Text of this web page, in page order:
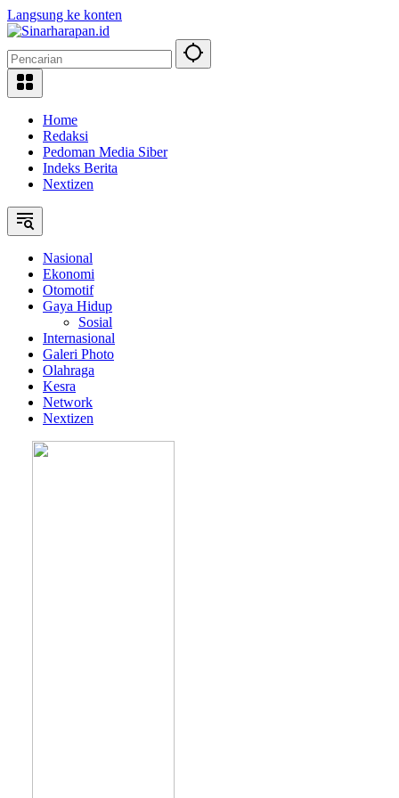
Langsung ke konten
Home
Redaksi
Pedoman Media Siber
Indeks Berita
Nextizen
Nasional
Ekonomi
Otomotif
Gaya Hidup
Sosial
Internasional
Galeri Photo
Olahraga
Kesra
Network
Nextizen